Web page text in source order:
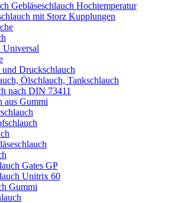
Gebläseschlauch Hochtemperatur
mit Storz Kupplungen
Universal
Druckschlauch
Ölschlauch, Tankschlauch
nach DIN 73411
aus Gummi
Gates GP
Unitrix 60
Gummi